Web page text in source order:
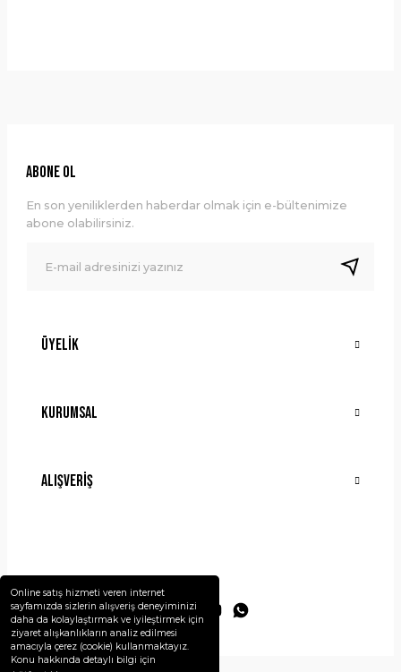
Online satış hizmeti veren internet
sayfamızda sizlerin alışveriş deneyiminizi
daha da kolaylaştırmak ve iyileştirmek için
ziyaret alışkanlıkların analiz edilmesi
amacıyla çerez (cookie) kullanmaktayız.
Konu hakkında detaylı bilgi için
Ürün resmi kalitesiz, bozuk veya görüntülenemiyor.
Ürün bilgilerinde hatalar bulunuyor.
Bu ürüne benzer farklı alternatifler olmalı.
Üyelik
Kurumsal
Alışveriş
ABONE OL
En son yeniliklerden haberdar olmak için e-bültenimize
abone olabilirsiniz.